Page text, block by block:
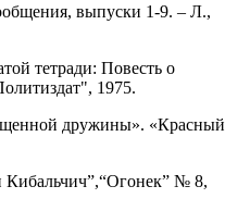
выпуски 1-9. – Л.,
тетради: Повесть о
1975.
дружины». «Красный
№ 8,